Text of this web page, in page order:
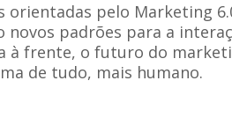
orientadas pelo Marketing
novos padrões para a
à frente, o futuro do
de tudo, mais humano.